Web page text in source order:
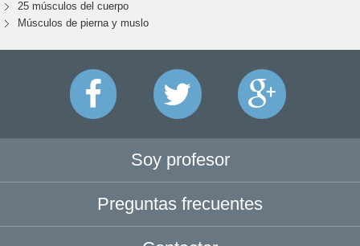
25 músculos del cuerpo
Músculos de pierna y muslo
Soy profesor
Preguntas frecuentes